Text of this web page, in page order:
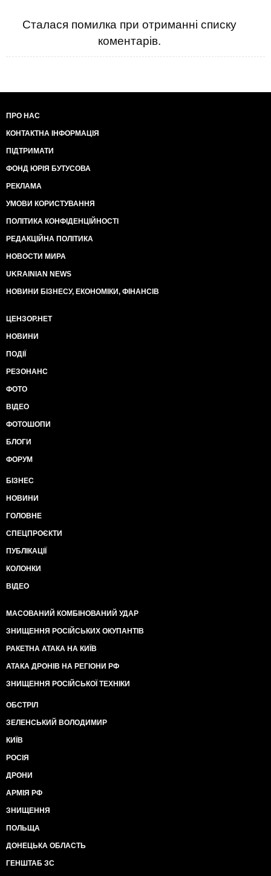
Сталася помилка при отриманні списку
коментарів.
ПРО НАС
КОНТАКТНА ІНФОРМАЦІЯ
ПІДТРИМАТИ
ФОНД ЮРІЯ БУТУСОВА
РЕКЛАМА
УМОВИ КОРИСТУВАННЯ
ПОЛІТИКА КОНФІДЕНЦІЙНОСТІ
РЕДАКЦІЙНА ПОЛІТИКА
НОВОСТИ МИРА
UKRAINIAN NEWS
НОВИНИ БІЗНЕСУ, ЕКОНОМІКИ, ФІНАНСІВ
ЦЕНЗОР.НЕТ
НОВИНИ
ПОДІЇ
РЕЗОНАНС
ФОТО
ВІДЕО
ФОТОШОПИ
БЛОГИ
ФОРУМ
БІЗНЕС
НОВИНИ
ГОЛОВНЕ
СПЕЦПРОЄКТИ
ПУБЛІКАЦІЇ
КОЛОНКИ
ВІДЕО
МАСОВАНИЙ КОМБІНОВАНИЙ УДАР
ЗНИЩЕННЯ РОСІЙСЬКИХ ОКУПАНТІВ
РАКЕТНА АТАКА НА КИЇВ
АТАКА ДРОНІВ НА РЕГІОНИ РФ
ЗНИЩЕННЯ РОСІЙСЬКОЇ ТЕХНІКИ
ОБСТРІЛ
ЗЕЛЕНСЬКИЙ ВОЛОДИМИР
КИЇВ
РОСІЯ
ДРОНИ
АРМІЯ РФ
ЗНИЩЕННЯ
ПОЛЬЩА
ДОНЕЦЬКА ОБЛАСТЬ
ГЕНШТАБ ЗС